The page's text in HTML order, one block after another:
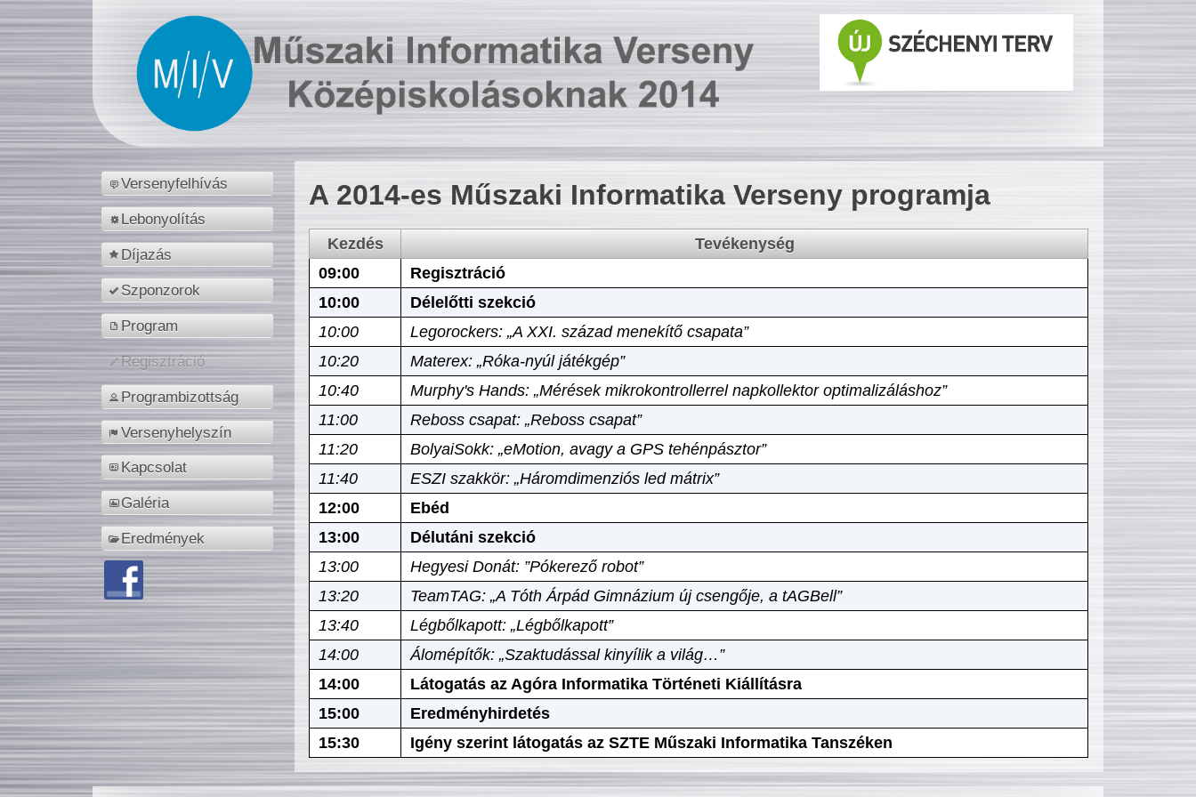
Versenyfelhívás
Lebonyolítás
Díjazás
Szponzorok
Program
Regisztráció
Programbizottság
Versenyhelyszín
Kapcsolat
Galéria
Eredmények
A 2014-es Műszaki Informatika Verseny programja
Kezdés
Tevékenység
09:00
Regisztráció
10:00
Délelőtti szekció
10:00
Legorockers: „A XXI. század menekítő csapata”
10:20
Materex: „Róka-nyúl játékgép”
10:40
Murphy's Hands: „Mérések mikrokontrollerrel napkollektor optimalizáláshoz”
11:00
Reboss csapat: „Reboss csapat”
11:20
BolyaiSokk: „eMotion, avagy a GPS tehénpásztor”
11:40
ESZI szakkör: „Háromdimenziós led mátrix”
12:00
Ebéd
13:00
Délutáni szekció
13:00
Hegyesi Donát: ”Pókerező robot”
13:20
TeamTAG: „A Tóth Árpád Gimnázium új csengője, a tAGBell”
13:40
Légbőlkapott: „Légbőlkapott”
14:00
Álomépítők: „Szaktudással kinyílik a világ…”
14:00
Látogatás az Agóra Informatika Történeti Kiállításra
15:00
Eredményhirdetés
15:30
Igény szerint látogatás az SZTE Műszaki Informatika Tanszéken